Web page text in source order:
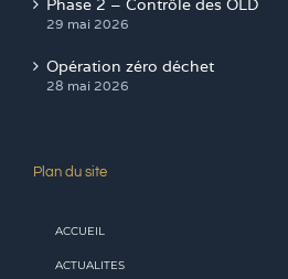
Phase 2 – Contrôle des OLD
29 mai 2026
Opération zéro déchet
28 mai 2026
Plan du site
ACCUEIL
ACTUALITES